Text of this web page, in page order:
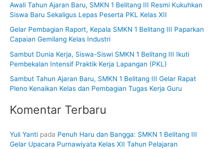
t
k
Awali Tahun Ajaran Baru, SMKN 1 Belitang III Resmi Kukuhkan
Siswa Baru Sekaligus Lepas Peserta PKL Kelas XII
Gelar Pembagian Raport, Kepala SMKN 1 Belitang III Paparkan
Capaian Gemilang Kelas Industri
Sambut Dunia Kerja, Siswa-Siswi SMKN 1 Belitang III Ikuti
Pembekalan Intensif Praktik Kerja Lapangan (PKL)
Sambut Tahun Ajaran Baru, SMKN 1 Belitang III Gelar Rapat
Pleno Kenaikan Kelas dan Pembagian Tugas Kerja Guru
Komentar Terbaru
Yuli Yanti pada Penuh Haru dan Bangga: SMKN 1 Belitang III
Gelar Upacara Purnawiyata Kelas XII Tahun Pelajaran